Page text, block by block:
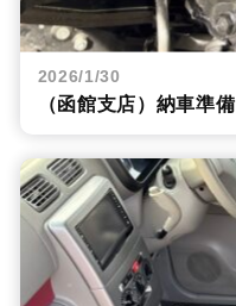
2026/1/30
（函館支店）納車準備